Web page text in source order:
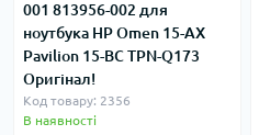
001 813956-002 для
ноутбука HP Omen 15-AX
Pavilion 15-BC TPN-Q173
Оригінал!
Код товару: 2356
В наявності